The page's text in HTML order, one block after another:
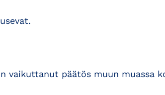
vaikuttanut päätös muun muassa